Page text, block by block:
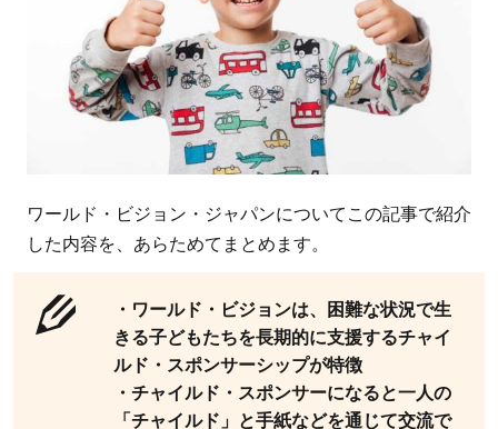
ワールド・ビジョン・ジャパンについてこの記事で紹介
した内容を、あらためてまとめます。
・ワールド・ビジョンは、困難な状況で生
きる子どもたちを長期的に支援するチャイ
ルド・スポンサーシップが特徴
・チャイルド・スポンサーになると一人の
「チャイルド」と手紙などを通じて交流で